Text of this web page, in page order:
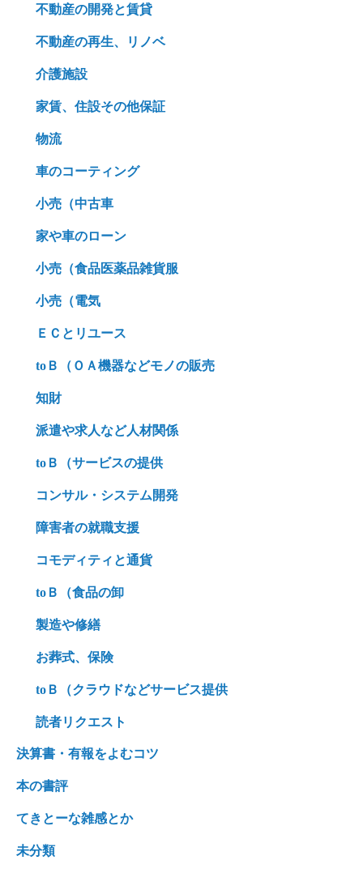
不動産の開発と賃貸
不動産の再生、リノベ
介護施設
家賃、住設その他保証
物流
車のコーティング
小売（中古車
家や車のローン
小売（食品医薬品雑貨服
小売（電気
ＥＣとリユース
toＢ（ＯＡ機器などモノの販売
知財
派遣や求人など人材関係
toＢ（サービスの提供
コンサル・システム開発
障害者の就職支援
コモディティと通貨
toＢ（食品の卸
製造や修繕
お葬式、保険
toＢ（クラウドなどサービス提供
読者リクエスト
決算書・有報をよむコツ
本の書評
てきとーな雑感とか
未分類